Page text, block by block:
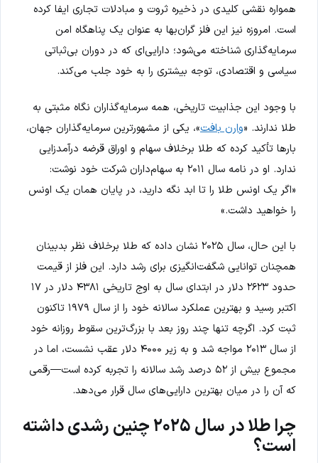
همواره نقشی کلیدی در ذخیره ثروت و مبادلات تجاری ایفا کرده
است. امروزه نیز این فلز گران‌بها به عنوان یک پناهگاه امن
سرمایه‌گذاری شناخته می‌شود؛ دارایی‌ای که در دوران بی‌ثباتی
سیاسی و اقتصادی، توجه بیشتری را به خود جلب می‌کند.
با وجود این جذابیت تاریخی، همه سرمایه‌گذاران نگاه مثبتی به
طلا ندارند. «وارن بافت»، یکی از مشهورترین سرمایه‌گذاران جهان،
بارها تأکید کرده که طلا برخلاف سهام و اوراق قرضه درآمدزایی
ندارد. او در نامه سال ۲۰۱۱ به سهام‌داران شرکت خود نوشت:
«اگر یک اونس طلا را تا ابد نگه دارید، در پایان همان یک اونس
را خواهید داشت.»
با این حال، سال ۲۰۲۵ نشان داده که طلا برخلاف نظر بدبینان
همچنان توانایی شگفت‌انگیزی برای رشد دارد. این فلز از قیمت
حدود ۲۶۲۳ دلار در ابتدای سال به اوج تاریخی ۴۳۸۱ دلار در ۱۷
اکتبر رسید و بهترین عملکرد سالانه خود را از سال ۱۹۷۹ تاکنون
ثبت کرد. اگرچه تنها چند روز بعد با بزرگ‌ترین سقوط روزانه خود
از سال ۲۰۱۳ مواجه شد و به زیر ۴۰۰۰ دلار عقب نشست، اما در
مجموع بیش از ۵۲ درصد رشد سالانه را تجربه کرده است—رقمی
که آن را در میان بهترین دارایی‌های سال قرار می‌دهد.
چرا طلا در سال ۲۰۲۵ چنین رشدی داشته
است؟